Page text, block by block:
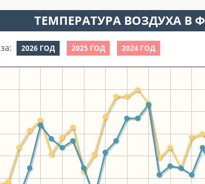
ТЕМПЕРАТУРА ВОЗДУХА В
2026 ГОД 2025 ГОД 2024 ГОД